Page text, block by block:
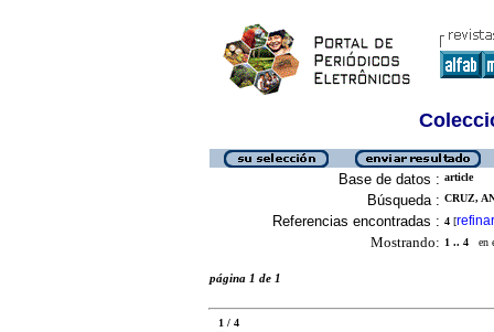
Base de datos : article
Búsqueda : CRUZ,
Referencias encontradas : 4 [refinar
Mostrando: 1 .. 4 en
página 1 de 1
1 / 4